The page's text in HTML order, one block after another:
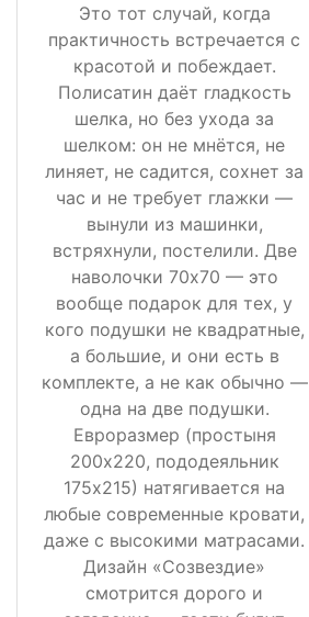
Это тот случай, когда
практичность встречается с
красотой и побеждает.
Полисатин даёт гладкость
шелка, но без ухода за
шелком: он не мнётся, не
линяет, не садится, сохнет за
час и не требует глажки —
вынули из машинки,
встряхнули, постелили. Две
наволочки 70х70 — это
вообще подарок для тех, у
кого подушки не квадратные,
а большие, и они есть в
комплекте, а не как обычно —
одна на две подушки.
Евроразмер (простыня
200х220, пододеяльник
175х215) натягивается на
любые современные кровати,
даже с высокими матрасами.
Дизайн «Созвездие»
смотрится дорого и